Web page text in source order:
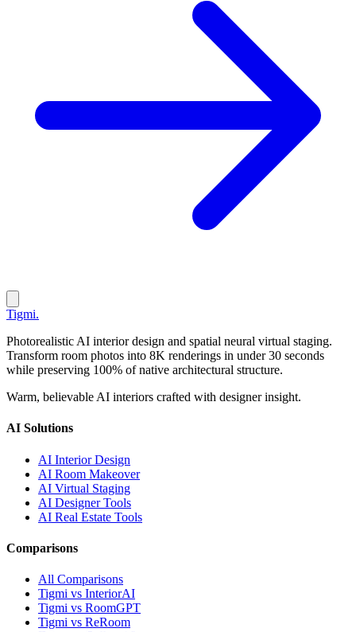
Tigmi.
Photorealistic AI interior design and spatial neural virtual staging.
Transform room photos into 8K renderings in under 30 seconds
while preserving 100% of native architectural structure.
Warm, believable AI interiors crafted with designer insight.
AI Solutions
AI Interior Design
AI Room Makeover
AI Virtual Staging
AI Designer Tools
AI Real Estate Tools
Comparisons
All Comparisons
Tigmi vs InteriorAI
Tigmi vs RoomGPT
Tigmi vs ReRoom